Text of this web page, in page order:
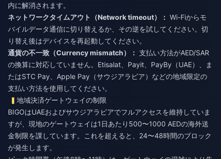
内に解消されます。
ネットワークタイムアウト（Network timeout）： Wi-Fiからモ
バイルデータ通信に切り替えるか、その逆を試してください。切
り替え後はデバイスを再起動してください。
通貨の不一致（Currency mismatch）： 支払い方法がAED/SAR
の換算に対応していません。Etisalat、Payit、PayBy（UAE）、ま
たはSTC Pay、Apple Pay（サウジアラビア）などの地域限定の
支払い方法を使用してください。
地域決済ゲートウェイの制限
BIGOはUAEおよびサウジアラビアでフルアクセスを維持していま
すが、現地のゲートウェイは1日あたり500〜1000 AEDの海外送
金制限を課しています。これを超えると、24〜48時間のブロック
が発生します。